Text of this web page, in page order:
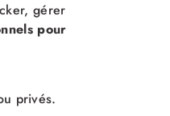
gérer
pour
privés.